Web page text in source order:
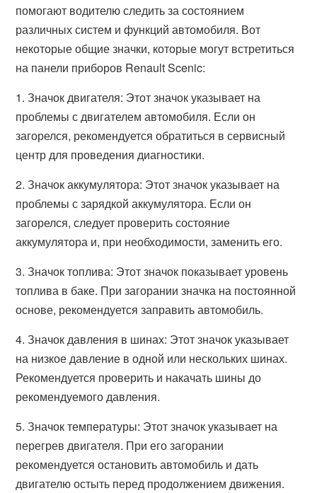
помогают водителю следить за состоянием
различных систем и функций автомобиля. Вот
некоторые общие значки, которые могут встретиться
на панели приборов Renault Scenic:
1. Значок двигателя: Этот значок указывает на
проблемы с двигателем автомобиля. Если он
загорелся, рекомендуется обратиться в сервисный
центр для проведения диагностики.
2. Значок аккумулятора: Этот значок указывает на
проблемы с зарядкой аккумулятора. Если он
загорелся, следует проверить состояние
аккумулятора и, при необходимости, заменить его.
3. Значок топлива: Этот значок показывает уровень
топлива в баке. При загорании значка на постоянной
основе, рекомендуется заправить автомобиль.
4. Значок давления в шинах: Этот значок указывает
на низкое давление в одной или нескольких шинах.
Рекомендуется проверить и накачать шины до
рекомендуемого давления.
5. Значок температуры: Этот значок указывает на
перегрев двигателя. При его загорании
рекомендуется остановить автомобиль и дать
двигателю остыть перед продолжением движения.